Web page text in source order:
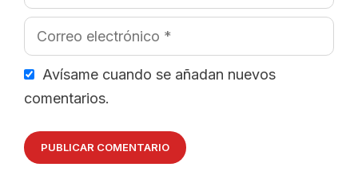
Correo
electrónico
Avísame cuando se añadan nuevos
comentarios.